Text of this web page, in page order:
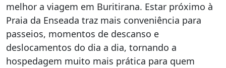
melhor a viagem em Buritirana. Estar próximo à
Praia da Enseada traz mais conveniência para
passeios, momentos de descanso e
deslocamentos do dia a dia, tornando a
hospedagem muito mais prática para quem